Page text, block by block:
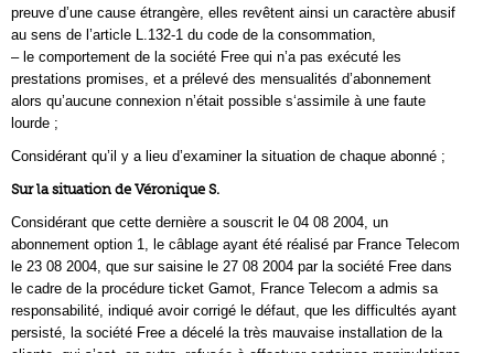
preuve d’une cause étrangère, elles revêtent ainsi un caractère abusif
au sens de l’article L.132-1 du code de la consommation,
– le comportement de la société Free qui n’a pas exécuté les
prestations promises, et a prélevé des mensualités d’abonnement
alors qu’aucune connexion n’était possible s‘assimile à une faute
lourde ;
Considérant qu’il y a lieu d’examiner la situation de chaque abonné ;
Sur la situation de Véronique S.
Considérant que cette dernière a souscrit le 04 08 2004, un
abonnement option 1, le câblage ayant été réalisé par France Telecom
le 23 08 2004, que sur saisine le 27 08 2004 par la société Free dans
le cadre de la procédure ticket Gamot, France Telecom a admis sa
responsabilité, indiqué avoir corrigé le défaut, que les difficultés ayant
persisté, la société Free a décelé la très mauvaise installation de la